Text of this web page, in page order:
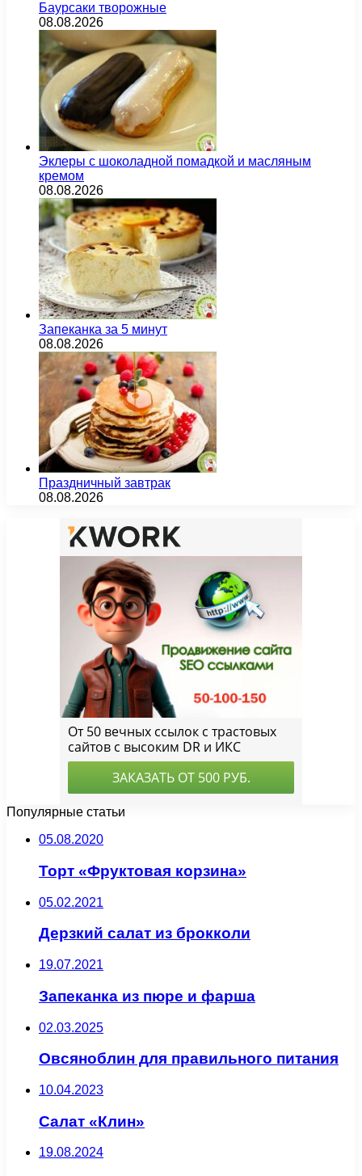
Баурсаки творожные
08.08.2026
Эклеры с шоколадной помадкой и масляным
кремом
08.08.2026
Запеканка за 5 минут
08.08.2026
Праздничный завтрак
08.08.2026
Популярные статьи
05.08.2020
Торт «Фруктовая корзина»
05.02.2021
Дерзкий салат из брокколи
19.07.2021
Запеканка из пюре и фарша
02.03.2025
Овсяноблин для правильного питания
10.04.2023
Салат «Клин»
19.08.2024